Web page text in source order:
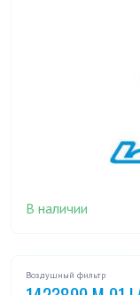
В наличии
Воздушный фильтр